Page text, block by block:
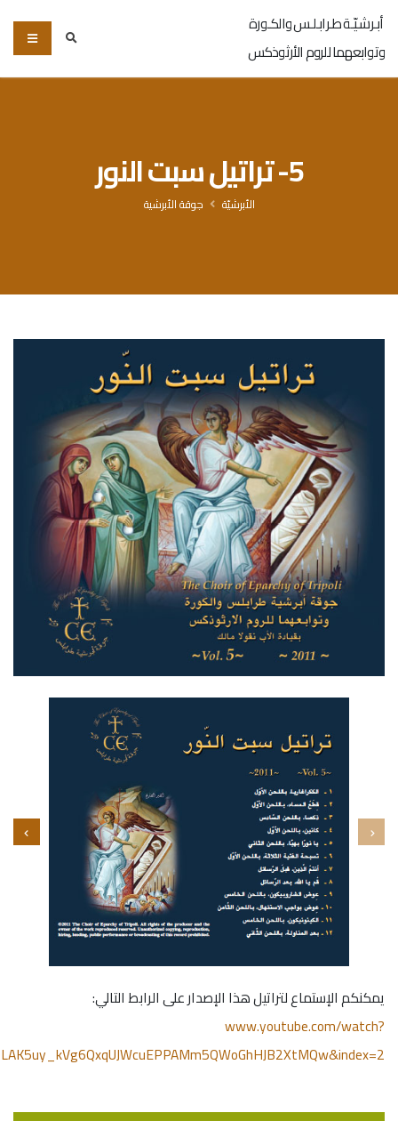
أبـرشـيّـة طـرابـلـس والكـورة
وتوابعهما للروم الأرثوذكس
5- تراتيل سبت النور
الأبرشيّة جوقة الأبرشية
يمكنكم الإستماع لتراتيل هذا الإصدار على الرابط التالي:
www.youtube.com/watch?